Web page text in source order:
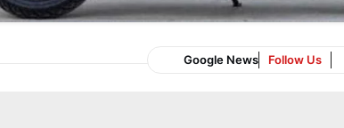
Google News Follow Us